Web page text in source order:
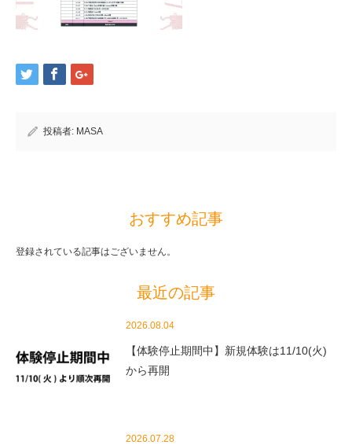
投稿者: MASA
おすすめ記事
登録されている記事はございません。
最近の記事
2026.08.04
【体験停止期間中】新規体験は11/10(火)
から再開
2026.07.28